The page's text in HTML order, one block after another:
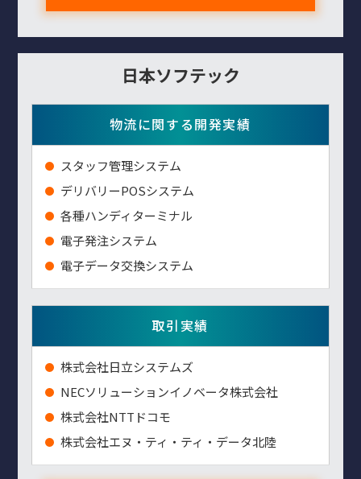
日本ソフテック
物流に関する開発実績
スタッフ管理システム
デリバリーPOSシステム
各種ハンディターミナル
電子発注システム
電子データ交換システム
取引実績
株式会社日立システムズ
NECソリューションイノベータ株式会社
株式会社NTTドコモ
株式会社エヌ・ティ・ティ・データ北陸